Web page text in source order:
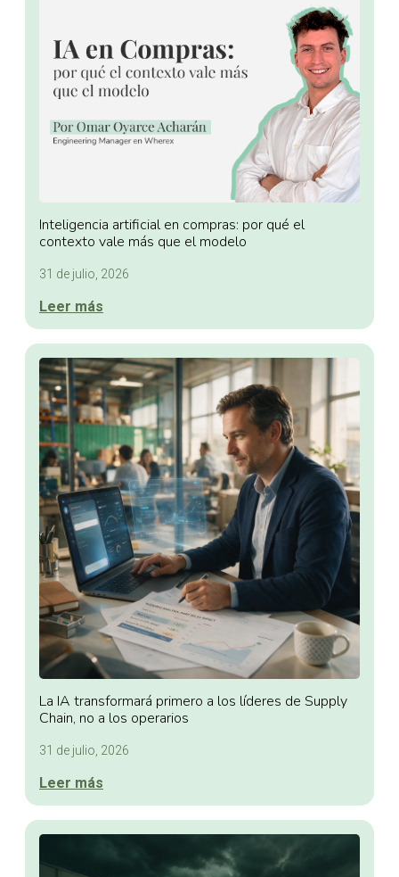
Inteligencia artificial en compras: por qué el
contexto vale más que el modelo
31 de julio, 2026
Leer más
La IA transformará primero a los líderes de Supply
Chain, no a los operarios
31 de julio, 2026
Leer más